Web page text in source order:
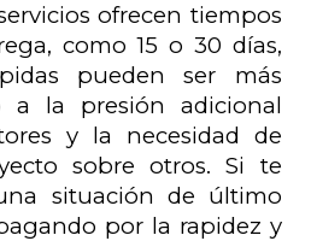
ofrecen tiempos
como 15 o 30 días,
pueden ser más
a la presión adicional
y la necesidad de
sobre otros. Si te
situación de último
por la rapidez y